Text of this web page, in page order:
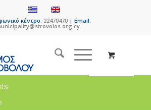
κέντρο: 22470470 |Email: